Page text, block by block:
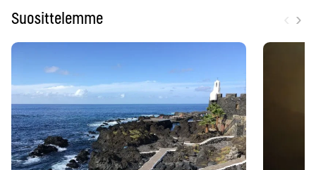
Suosittelemme ›